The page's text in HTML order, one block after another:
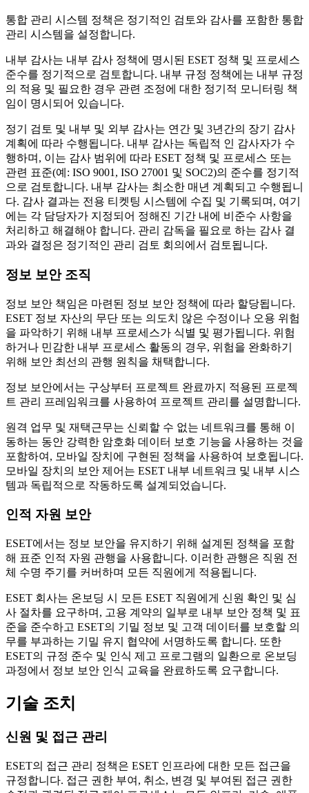
통합 관리 시스템 정책은 정기적인 검토와 감사를 포함한 통합
관리 시스템을 설정합니다.
내부 감사는 내부 감사 정책에 명시된 ESET 정책 및 프로세스
준수를 정기적으로 검토합니다. 내부 규정 정책에는 내부 규정
의 적용 및 필요한 경우 관련 조정에 대한 정기적 모니터링 책
임이 명시되어 있습니다.
정기 검토 및 내부 및 외부 감사는 연간 및 3년간의 장기 감사
계획에 따라 수행됩니다. 내부 감사는 독립적 인 감사자가 수
행하며, 이는 감사 범위에 따라 ESET 정책 및 프로세스 또는
관련 표준(예: ISO 9001, ISO 27001 및 SOC2)의 준수를 정기적
으로 검토합니다. 내부 감사는 최소한 매년 계획되고 수행됩니
다. 감사 결과는 전용 티켓팅 시스템에 수집 및 기록되며, 여기
에는 각 담당자가 지정되어 정해진 기간 내에 비준수 사항을
처리하고 해결해야 합니다. 관리 감독을 필요로 하는 감사 결
과와 결정은 정기적인 관리 검토 회의에서 검토됩니다.
정보 보안 조직
정보 보안 책임은 마련된 정보 보안 정책에 따라 할당됩니다.
ESET 정보 자산의 무단 또는 의도치 않은 수정이나 오용 위험
을 파악하기 위해 내부 프로세스가 식별 및 평가됩니다. 위험
하거나 민감한 내부 프로세스 활동의 경우, 위험을 완화하기
위해 보안 최선의 관행 원칙을 채택합니다.
정보 보안에서는 구상부터 프로젝트 완료까지 적용된 프로젝
트 관리 프레임워크를 사용하여 프로젝트 관리를 설명합니다.
원격 업무 및 재택근무는 신뢰할 수 없는 네트워크를 통해 이
동하는 동안 강력한 암호화 데이터 보호 기능을 사용하는 것을
포함하여, 모바일 장치에 구현된 정책을 사용하여 보호됩니다.
모바일 장치의 보안 제어는 ESET 내부 네트워크 및 내부 시스
템과 독립적으로 작동하도록 설계되었습니다.
인적 자원 보안
ESET에서는 정보 보안을 유지하기 위해 설계된 정책을 포함
해 표준 인적 자원 관행을 사용합니다. 이러한 관행은 직원 전
체 수명 주기를 커버하며 모든 직원에게 적용됩니다.
ESET 회사는 온보딩 시 모든 ESET 직원에게 신원 확인 및 심
사 절차를 요구하며, 고용 계약의 일부로 내부 보안 정책 및 표
준을 준수하고 ESET의 기밀 정보 및 고객 데이터를 보호할 의
무를 부과하는 기밀 유지 협약에 서명하도록 합니다. 또한
ESET의 규정 준수 및 인식 제고 프로그램의 일환으로 온보딩
과정에서 정보 보안 인식 교육을 완료하도록 요구합니다.
기술 조치
신원 및 접근 관리
ESET의 접근 관리 정책은 ESET 인프라에 대한 모든 접근을
규정합니다. 접근 권한 부여, 취소, 변경 및 부여된 접근 권한